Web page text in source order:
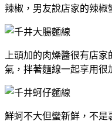
辣椒，男友說店家的辣椒
上頭加的肉燥醬很有店
氣，拌著麵線一起享用很
鮮蚵不大但蠻新鮮，不是